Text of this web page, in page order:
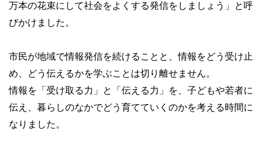
万本の花束にして社会をよくする発信をしましょう」と呼
びかけました。
市民が地域で情報発信を続けることと、情報をどう受け止
め、どう伝えるかを学ぶことは切り離せません。
情報を「受け取る力」と「伝える力」を、子どもや若者に
伝え、暮らしのなかでどう育てていくのかを考える時間に
なりました。